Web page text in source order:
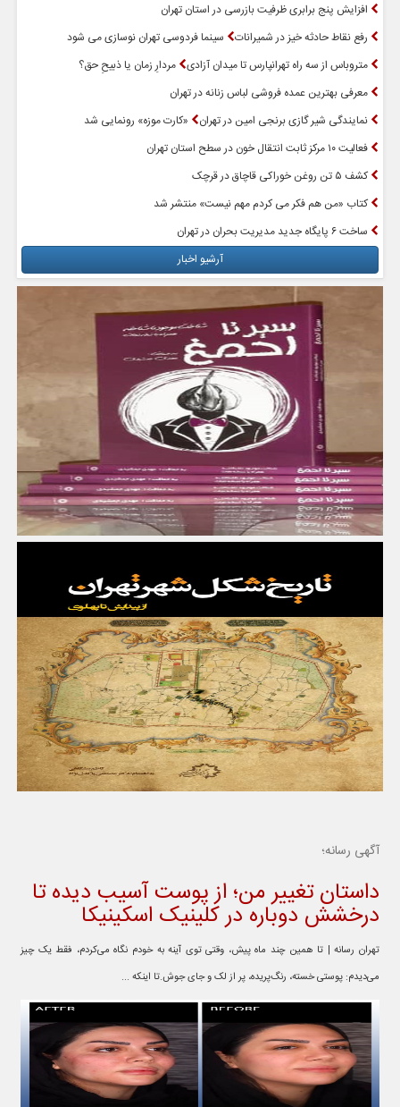
افزایش پنج برابری ظرفیت بازرسی در استان تهران
رفع نقاط حادثه خیز در شمیرانات
سینما فردوسی تهران نوسازی می شود
متروباس از سه راه تهرانپارس تا میدان آزادی مردارِ زمان یا ذبیحِ حق؟
معرفی بهترین عمده فروشی لباس زنانه در تهران
نمایندگی شیر گازی برنجی امین در تهران
«کارت موزه» رونمایی شد
فعالیت ۱۰ مرکز ثابت انتقال خون در سطح استان تهران
کشف ۵ تن روغن خوراکی قاچاق در قرچک
کتاب «من هم فکر می کردم مهم نیست» منتشر شد
ساخت ۶ پایگاه جدید مدیریت بحران در تهران
آرشیو اخبار
آگهی رسانه؛
داستان تغییر من؛ از پوست آسیب دیده تا
درخشش دوباره در کلینیک اسکینیکا
تهران رسانه | تا همین چند ماه پیش، وقتی توی آینه به خودم نگاه می‌کردم، فقط یک چیز
می‌دیدم: پوستی خسته، رنگ‌پریده، پر از لک و جای جوش.تا اینکه ...